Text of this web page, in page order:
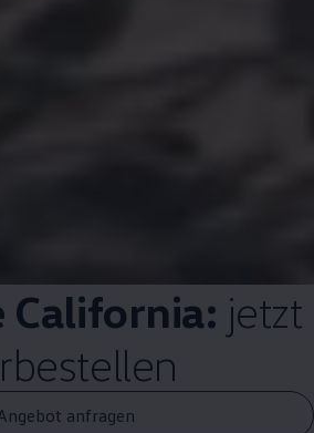
California: jetzt
anfragen